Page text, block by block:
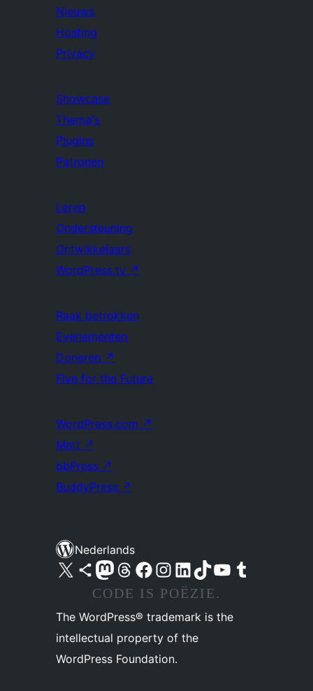
Nieuws
Hosting
Privacy
Showcase
Thema's
Plugins
Patronen
Leren
Ondersteuning
Ontwikkelaars
WordPress.tv ↗
Raak betrokken
Evenementen
Doneren ↗
Five for the Future
WordPress.com ↗
Matt ↗
bbPress ↗
BuddyPress ↗
Nederlands
Bezoek ons X (voorheen Twitter) account
Bezoek ons Bluesky account
Bezoek ons Mastodon account
Bezoek ons Threads account
Onze Facebook pagina bezoeken
Bezoek ons Instagram account
Bezoek ons LinkedIn account
Bezoek ons TikTok account
Bezoek ons YouTube kanaalBezoek ons Tumblr account
CODE IS POËZIE.
The WordPress® trademark is the
intellectual property of the
WordPress Foundation.